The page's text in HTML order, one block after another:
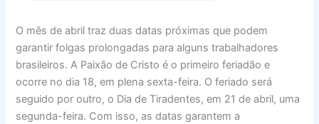
O mês de abril traz duas datas próximas que podem
garantir folgas prolongadas para alguns trabalhadores
brasileiros. A Paixão de Cristo é o primeiro feriadão e
ocorre no dia 18, em plena sexta-feira. O feriado será
seguido por outro, o Dia de Tiradentes, em 21 de abril, uma
segunda-feira. Com isso, as datas garantem a